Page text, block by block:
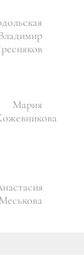
Мария
Меськова